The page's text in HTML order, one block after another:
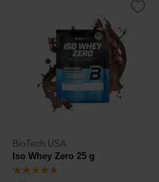
BioTech USA
Iso Whey Zero 25 g